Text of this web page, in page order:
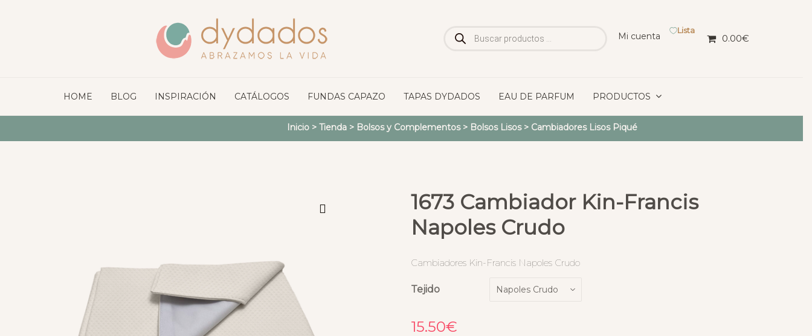
de
productos
Mi cuenta
Lista
0.00€
HOME BLOG INSPIRACIÓN CATÁLOGOS FUNDAS CAPAZO TAPAS DYDADOS EAU DE PARFUM PRODUCTOS
Inicio> Tienda> Bolsos y Complementos> Bolsos Lisos> Cambiadores Lisos Piqué
1673 Cambiador Kin-Francis
Napoles Crudo
Cambiadores Kin-Francis Napoles Crudo
Tejido
15.50€